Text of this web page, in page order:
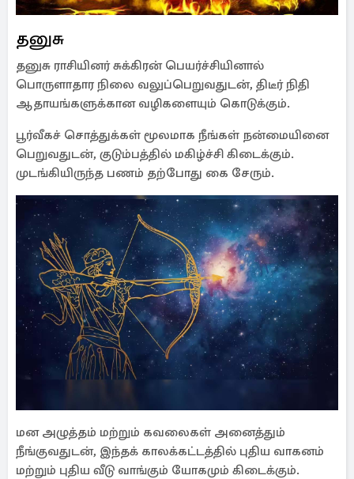
தனுசு
தனுசு ராசியினர் சுக்கிரன் பெயர்ச்சியினால்
பொருளாதார நிலை வலுப்பெறுவதுடன், திடீர் நிதி
ஆதாயங்களுக்கான வழிகளையும் கொடுக்கும்.
பூர்வீகச் சொத்துக்கள் மூலமாக நீங்கள் நன்மையினை
பெறுவதுடன், குடும்பத்தில் மகிழ்ச்சி கிடைக்கும்.
முடங்கியிருந்த பணம் தற்போது கை சேரும்.
மன அழுத்தம் மற்றும் கவலைகள் அனைத்தும்
நீங்குவதுடன், இந்தக் காலக்கட்டத்தில் புதிய வாகனம்
மற்றும் புதிய வீடு வாங்கும் யோகமும் கிடைக்கும்.